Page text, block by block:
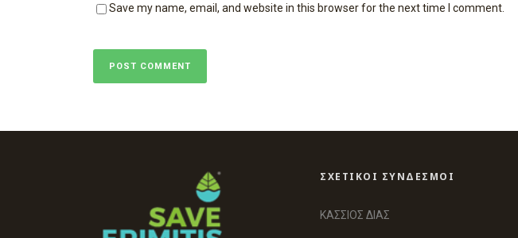
Save my name, email, and website in this browser for the next time I comment.
ΣΧΕΤΙΚΟΙ ΣΥΝΔΕΣΜΟΙ
ΚΑΣΣΙΟΣ ΔΙΑΣ